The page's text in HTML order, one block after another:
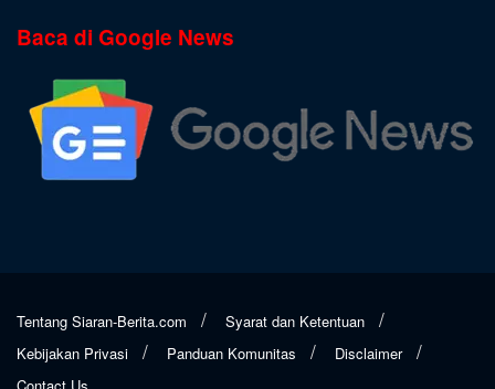
Baca di Google News
Tentang Siaran-Berita.com
Syarat dan Ketentuan
Kebijakan Privasi
Panduan Komunitas
Disclaimer